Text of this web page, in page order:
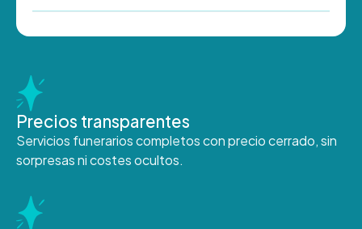
Precios transparentes
Servicios funerarios completos con precio cerrado, sin
sorpresas ni costes ocultos.